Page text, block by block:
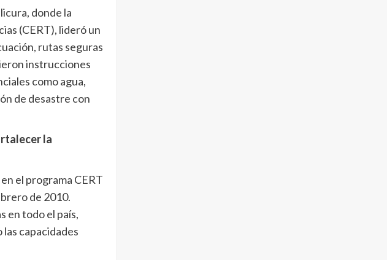
donde la
(CERT), lideró un
rutas seguras
instrucciones
como agua,
de desastre con
la
el programa CERT
de 2010.
en todo el país,
capacidades